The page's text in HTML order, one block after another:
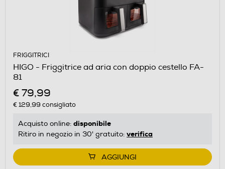
FRIGGITRICI
HIGO - Friggitrice ad aria con doppio cestello FA-
81
€ 79,99
€ 129,99 consigliato
Acquisto online: disponibile
Ritiro in negozio in 30' gratuito: verifica
AGGIUNGI